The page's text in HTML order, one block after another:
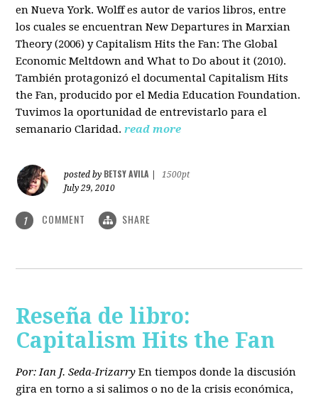
en Nueva York. Wolff es autor de varios libros, entre
los cuales se encuentran New Departures in Marxian
Theory (2006) y Capitalism Hits the Fan: The Global
Economic Meltdown and What to Do about it (2010).
También protagonizó el documental Capitalism Hits
the Fan, producido por el Media Education Foundation.
Tuvimos la oportunidad de entrevistarlo para el
semanario Claridad. read more
posted by BETSY AVILA
1500pt
July 29, 2010
1 COMMENT SHARE
Reseña de libro:
Capitalism Hits the Fan
Por: Ian J. Seda-Irizarry En tiempos donde la discusión
gira en torno a si salimos o no de la crisis económica,